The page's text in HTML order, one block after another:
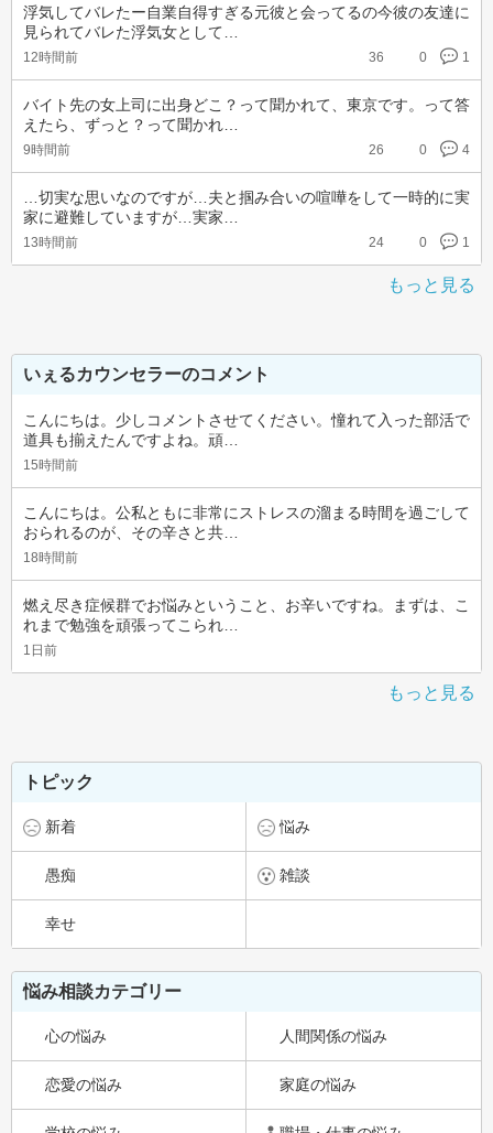
浮気してバレたー自業自得すぎる元彼と会ってるの今彼の友達に
見られてバレた浮気女として…
12時間前 36 0 1
バイト先の女上司に出身どこ？って聞かれて、東京です。って答
えたら、ずっと？って聞かれ…
9時間前 26 0 4
…切実な思いなのですが…夫と掴み合いの喧嘩をして一時的に実
家に避難していますが…実家…
13時間前 24 0 1
もっと見る
いぇるカウンセラーのコメント
こんにちは。少しコメントさせてください。憧れて入った部活で
道具も揃えたんですよね。頑…
15時間前
こんにちは。公私ともに非常にストレスの溜まる時間を過ごして
おられるのが、その辛さと共…
18時間前
燃え尽き症候群でお悩みということ、お辛いですね。まずは、こ
れまで勉強を頑張ってこられ…
1日前
もっと見る
トピック
新着 悩み
愚痴 雑談
幸せ
悩み相談カテゴリー
心の悩み 人間関係の悩み
恋愛の悩み 家庭の悩み